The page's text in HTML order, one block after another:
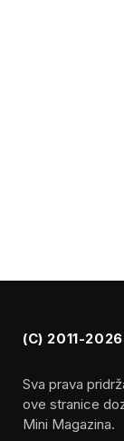
(C) 2011-
Sva prava
ove stranice
Mini Magazina.